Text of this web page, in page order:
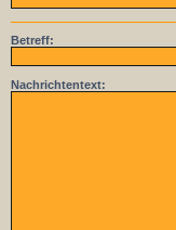
Betreff:
Nachrichtentext: